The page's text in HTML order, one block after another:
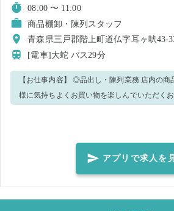
08:00 〜 11:00
商品棚卸・陳列スタッフ
青森県三戸郡階上町道仏字耳ヶ吠43-
[電車]大蛇バス29分
【お仕事内容】 ◎品出し・陳列業務 店内の商
様に気持ちよくお買い物を楽しんでいただく
出勤いただけます。 【制服について】👔 制服貸与あり。 お仕事中は指
定の制服を着用いただきます。 にぎやかでチームワークの良い職場で
す！ 楽しい仲間と一緒に、お客様の笑顔をつ
か？ ご応募お待ちしています🌟
アプリで求人を